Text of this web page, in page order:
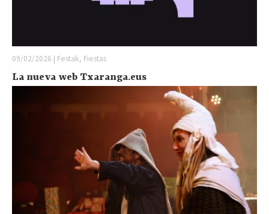
09/02/2026 | Festak, Fiestas
La nueva web Txaranga.eus